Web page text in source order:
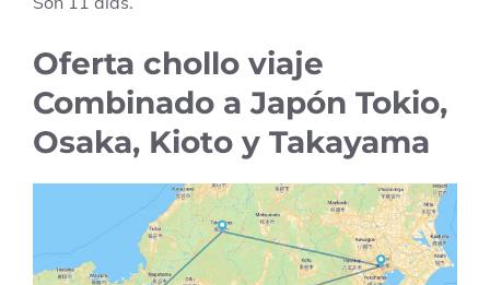
Oferta chollo viaje
Combinado a Japón Tokio,
Osaka, Kioto y Takayama